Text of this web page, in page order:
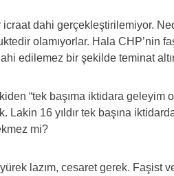
icraat dahi gerçekleştirilemiyor.
olamıyorlar. Hala CHP’nin
edilemez bir şekilde teminat
“tek başıma iktidara
Lakin 16 yıldır tek başına
mi?
lazım, cesaret gerek. Faşist